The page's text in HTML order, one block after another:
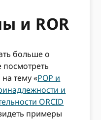
и ROR
больше о
посмотреть
тему «РОР и
и
ORCID
примеры